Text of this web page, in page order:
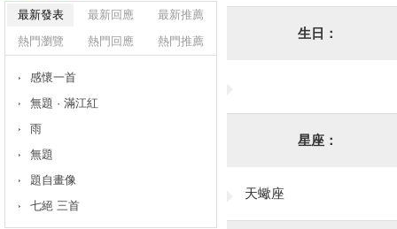
生日：
星座：
天蠍座
最新發表 最新回應
最新推薦
熱門瀏覽
熱門回應 熱門推薦
感懷一首
無題 · 滿江紅
雨
無題
題自畫像
七絕 三首